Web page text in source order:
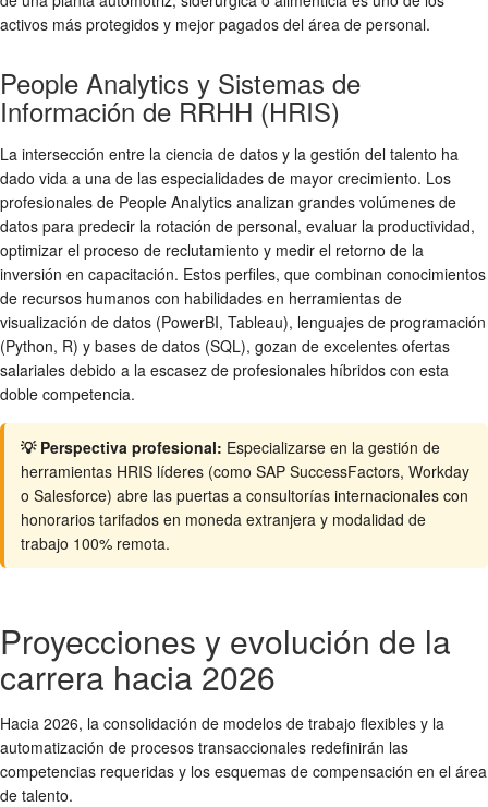
activos más protegidos y mejor pagados del área de personal.
People Analytics y Sistemas de
Información de RRHH (HRIS)
La intersección entre la ciencia de datos y la gestión del talento ha
dado vida a una de las especialidades de mayor crecimiento. Los
profesionales de People Analytics analizan grandes volúmenes de
datos para predecir la rotación de personal, evaluar la productividad,
optimizar el proceso de reclutamiento y medir el retorno de la
inversión en capacitación. Estos perfiles, que combinan conocimientos
de recursos humanos con habilidades en herramientas de
visualización de datos (PowerBI, Tableau), lenguajes de programación
(Python, R) y bases de datos (SQL), gozan de excelentes ofertas
salariales debido a la escasez de profesionales híbridos con esta
doble competencia.
💡 Perspectiva profesional: Especializarse en la gestión de
herramientas HRIS líderes (como SAP SuccessFactors, Workday
o Salesforce) abre las puertas a consultorías internacionales con
honorarios tarifados en moneda extranjera y modalidad de
trabajo 100% remota.
Proyecciones y evolución de la
carrera hacia 2026
Hacia 2026, la consolidación de modelos de trabajo flexibles y la
automatización de procesos transaccionales redefinirán las
competencias requeridas y los esquemas de compensación en el área
de talento.